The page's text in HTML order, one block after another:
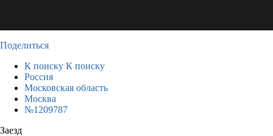
Поделиться
К поиску К поиску
Россия
Московская область
Москва
№1209787
Заезд